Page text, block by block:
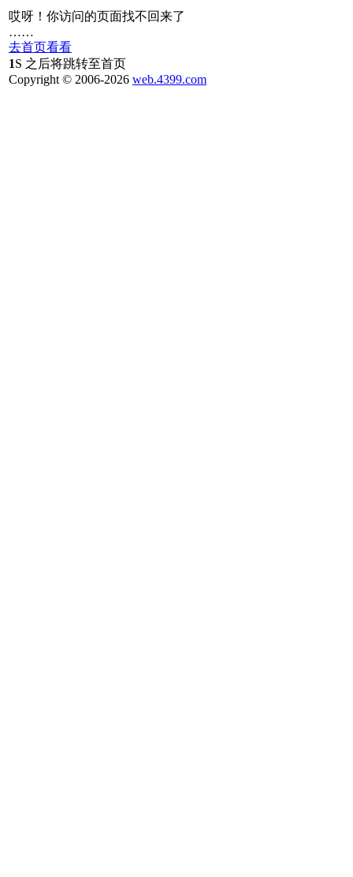
哎呀！你访问的页面找不回来了
……
去首页看看
1S 之后将跳转至首页
Copyright © 2006-2026 web.4399.com